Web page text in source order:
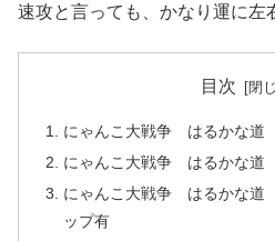
速攻と言っても、かなり運に左
目次
にゃんこ大戦争 はるかな
にゃんこ大戦争 はるかな
にゃんこ大戦争 はるかな
ップ有